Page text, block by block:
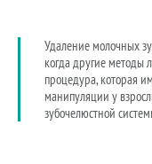
Удаление молочных
когда другие методы
процедура, которая
манипуляции у
зубочелюстной